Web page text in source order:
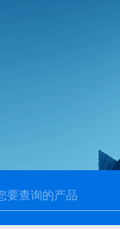
高温烧结升降炉 可四面